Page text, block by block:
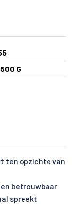
G
ten opzichte van
betrouwbaar
spreekt